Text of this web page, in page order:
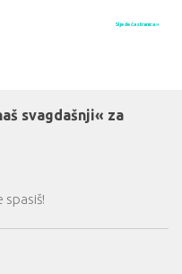
Sljedeća stranica »
svagdašnji« za
spasiš!